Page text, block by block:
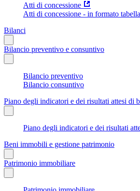
Atti di concessione
Atti di concessione - in formato
Bilanci
Bilancio preventivo e consuntivo
Bilancio preventivo
Bilancio consuntivo
Piano degli indicatori e dei risultati attesi di
Piano degli indicatori e dei risultati
Beni immobili e gestione patrimonio
Patrimonio immobiliare